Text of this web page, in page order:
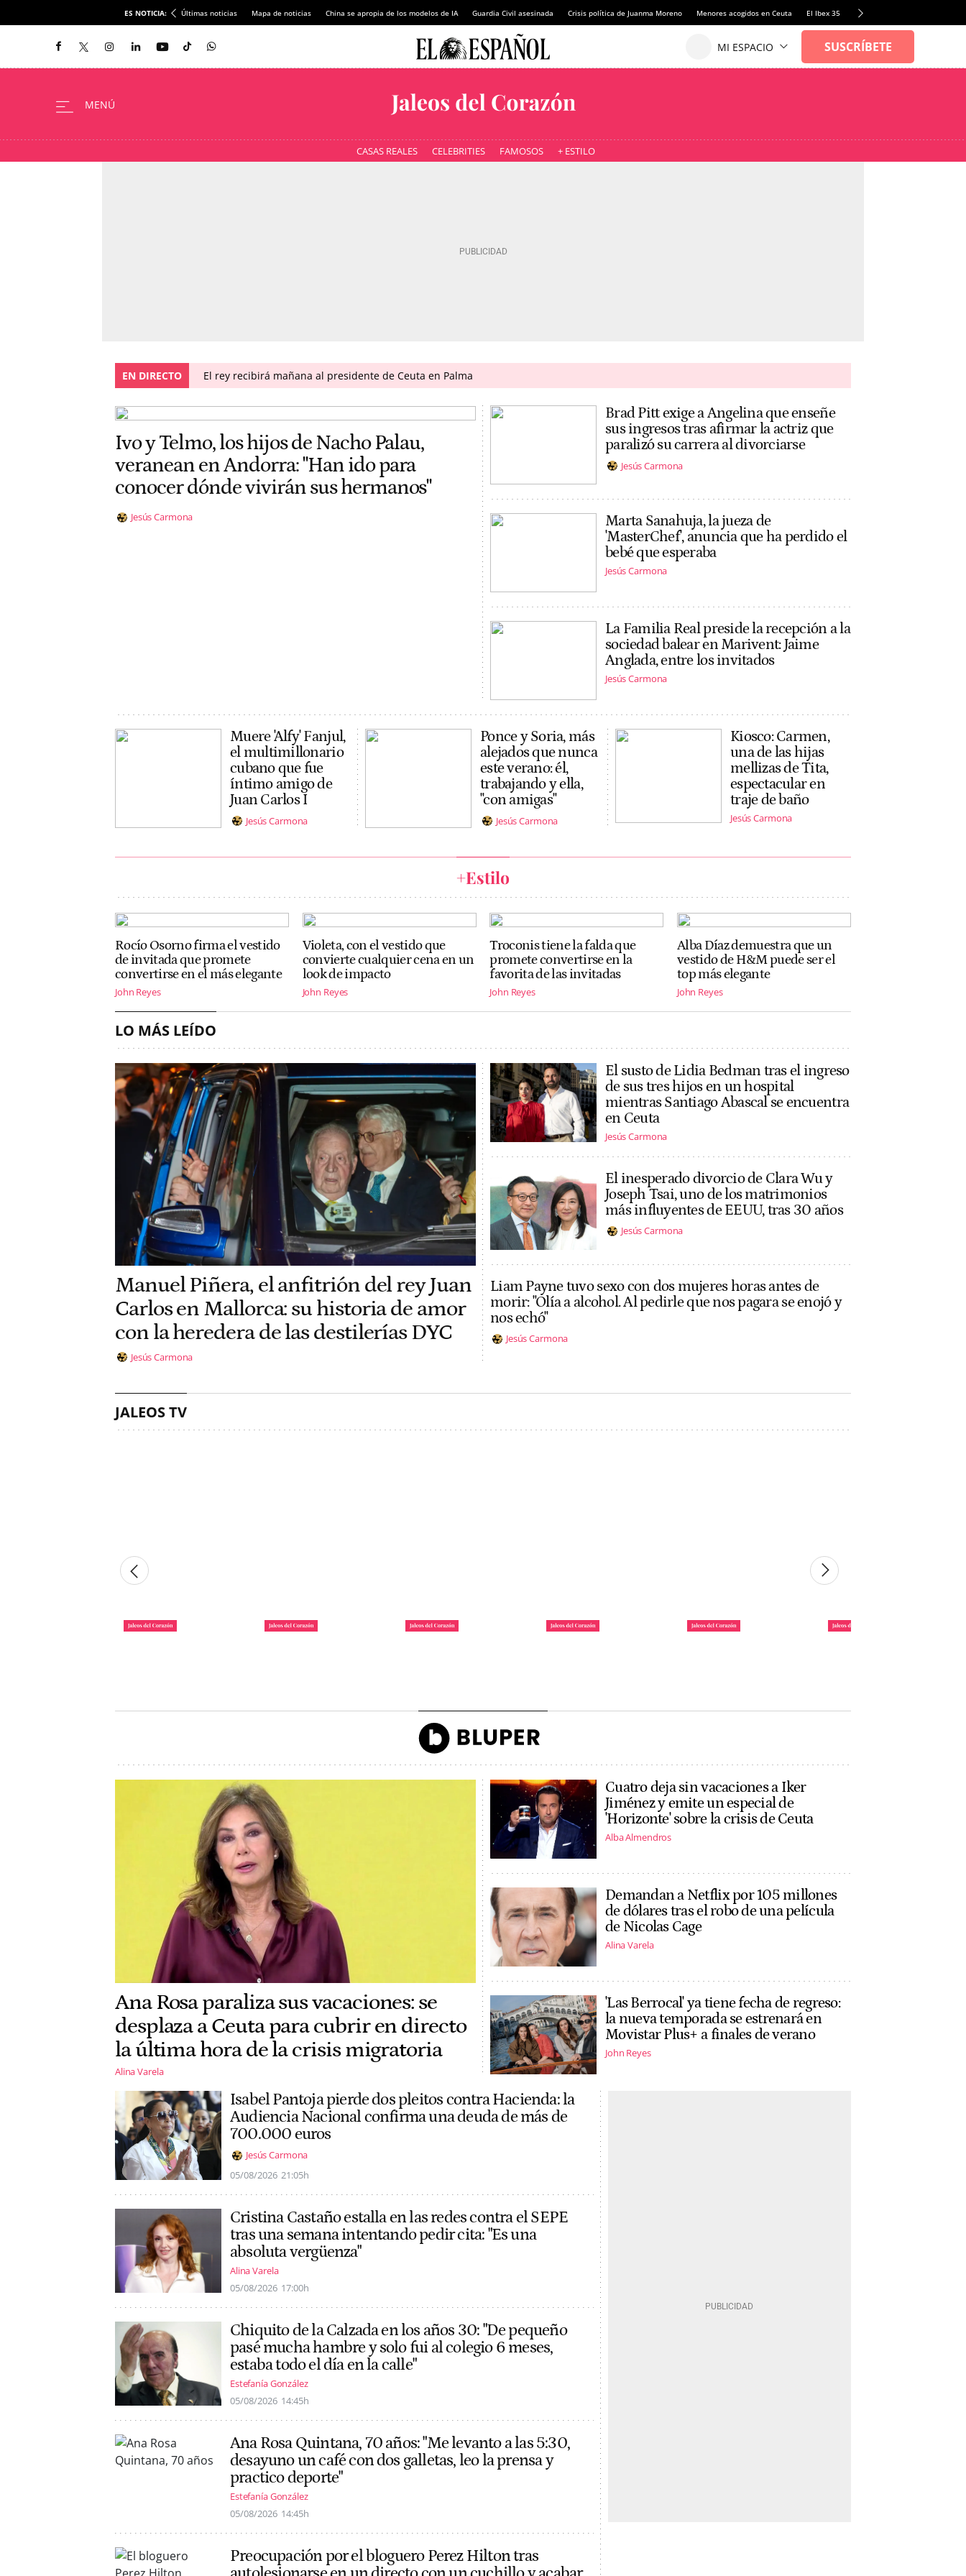
ES NOTICIA: Últimas noticias Mapa de noticias China se apropia de los modelos de IA Guardia Civil asesinada Crisis política de Juanma Moreno Menores acogidos en Ceuta El Ibex 35 Llamadas de alerta Sánchez
CASAS REALES CELEBRITIES FAMOSOS + ESTILO
EN DIRECTO El rey recibirá mañana al presidente de Ceuta en Palma
Ivo y Telmo, los hijos de Nacho Palau,
veranean en Andorra: "Han ido para
conocer dónde vivirán sus hermanos"
Jesús Carmona
Brad Pitt exige a Angelina que enseñe
sus ingresos tras afirmar la actriz que
paralizó su carrera al divorciarse
Jesús Carmona
Marta Sanahuja, la jueza de
'MasterChef', anuncia que ha perdido el
bebé que esperaba
Jesús Carmona
La Familia Real preside la recepción a la
sociedad balear en Marivent: Jaime
Anglada, entre los invitados
Jesús Carmona
Muere 'Alfy' Fanjul,
el multimillonario
cubano que fue
íntimo amigo de
Juan Carlos I
Jesús Carmona
Ponce y Soria, más
alejados que nunca
este verano: él,
trabajando y ella,
"con amigas"
Jesús Carmona
Kiosco: Carmen,
una de las hijas
mellizas de Tita,
espectacular en
traje de baño
Jesús Carmona
+Estilo
Rocío Osorno firma el vestido
de invitada que promete
convertirse en el más elegante
John Reyes
Violeta, con el vestido que
convierte cualquier cena en un
look de impacto
John Reyes
Troconis tiene la falda que
promete convertirse en la
favorita de las invitadas
John Reyes
Alba Díaz demuestra que un
vestido de H&M puede ser el
top más elegante
John Reyes
LO MÁS LEÍDO
Manuel Piñera, el anfitrión del rey Juan
Carlos en Mallorca: su historia de amor
con la heredera de las destilerías DYC
Jesús Carmona
El susto de Lidia Bedman tras el ingreso
de sus tres hijos en un hospital
mientras Santiago Abascal se encuentra
en Ceuta
Jesús Carmona
El inesperado divorcio de Clara Wu y
Joseph Tsai, uno de los matrimonios
más influyentes de EEUU, tras 30 años
Jesús Carmona
Liam Payne tuvo sexo con dos mujeres horas antes de
morir: "Olía a alcohol. Al pedirle que nos pagara se enojó y
nos echó"
Jesús Carmona
JALEOS TV
Ana Rosa paraliza sus vacaciones: se
desplaza a Ceuta para cubrir en directo
la última hora de la crisis migratoria
Alina Varela
Cuatro deja sin vacaciones a Iker
Jiménez y emite un especial de
'Horizonte' sobre la crisis de Ceuta
Alba Almendros
Demandan a Netflix por 105 millones
de dólares tras el robo de una película
de Nicolas Cage
Alina Varela
'Las Berrocal' ya tiene fecha de regreso:
la nueva temporada se estrenará en
Movistar Plus+ a finales de verano
John Reyes
Isabel Pantoja pierde dos pleitos contra Hacienda: la
Audiencia Nacional confirma una deuda de más de
700.000 euros
Jesús Carmona
05/08/2026 21:05h
Cristina Castaño estalla en las redes contra el SEPE
tras una semana intentando pedir cita: "Es una
absoluta vergüenza"
Alina Varela
05/08/2026 17:00h
Chiquito de la Calzada en los años 30: "De pequeño
pasé mucha hambre y solo fui al colegio 6 meses,
estaba todo el día en la calle"
Estefanía González
05/08/2026 14:45h
Ana Rosa Quintana, 70 años: "Me levanto a las 5:30,
desayuno un café con dos galletas, leo la prensa y
practico deporte"
Estefanía González
05/08/2026 14:45h
Preocupación por el bloguero Perez Hilton tras